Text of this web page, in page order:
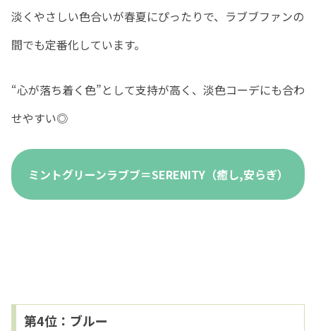
淡くやさしい色合いが春夏にぴったりで、ラブブファンの
間でも定番化しています。
“心が落ち着く色”として支持が高く、淡色コーデにも合わ
せやすい◎
ミントグリーンラブブ＝SERENITY（癒し,安らぎ）
第4位：ブルー